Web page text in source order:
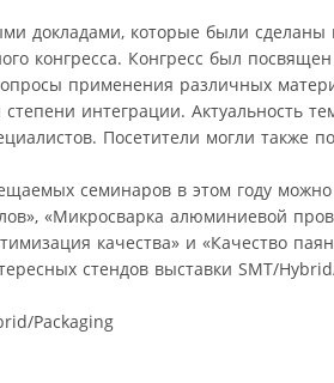
докладами, которые были сделаны
конгресса. Конгресс был
применения различных
интеграции. Актуальность
Посетители могли также
семинаров в этом году
«Микросварка алюминиевой
качества» и «Качество
стендов выставки SMT/